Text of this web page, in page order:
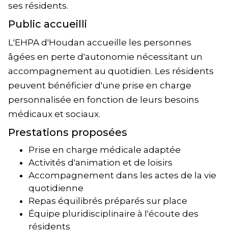
ses résidents.
Public accueilli
L'EHPA d'Houdan accueille les personnes
âgées en perte d'autonomie nécessitant un
accompagnement au quotidien. Les résidents
peuvent bénéficier d'une prise en charge
personnalisée en fonction de leurs besoins
médicaux et sociaux.
Prestations proposées
Prise en charge médicale adaptée
Activités d'animation et de loisirs
Accompagnement dans les actes de la vie
quotidienne
Repas équilibrés préparés sur place
Équipe pluridisciplinaire à l'écoute des
résidents